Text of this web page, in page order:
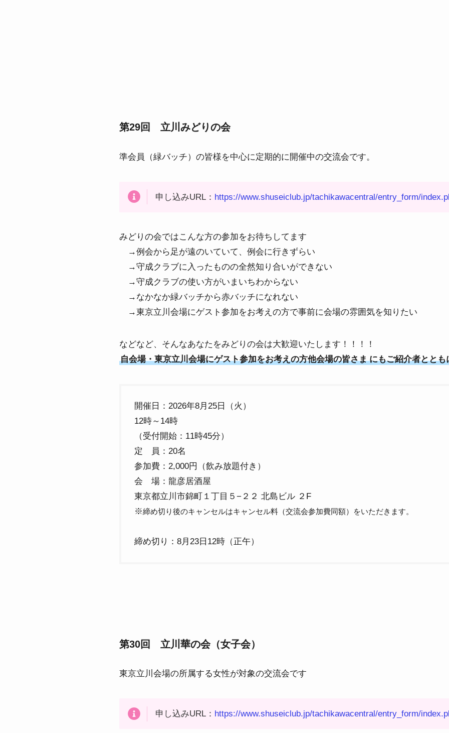
第29回 立川みどりの会
準会員（緑バッチ）の皆様を中心に定期的に開催中の交流会です。
申し込みURL： https://www.shuseiclub.jp/tachikawacentral/entry_form/
みどりの会ではこんな方の参加をお待ちしてます
→例会から足が遠のいていて、例会に行きずらい
→守成クラブに入ったものの全然知り合いができない
→守成クラブの使い方がいまいちわからない
→なかなか緑バッチから赤バッチになれない
→東京立川会場にゲスト参加をお考えの方で事前に会場の雰囲気を知りたい
などなど、そんなあなたをみどりの会は大歓迎いたします！！！！
自会場・東京立川会場にゲスト参加をお考えの方他会場の皆さま にもご紹介者とと
開催日：2026年8月25日（火）
12時～14時
（受付開始：11時45分）
定 員：20名
参加費：2,000円（飲み放題付き）
会 場：龍彦居酒屋
東京都立川市錦町１丁目５−２２ 北島ビル ２F
※締め切り後のキャンセルはキャンセル料（交流会参加費同額）をいただきます。
締め切り：8月23日12時（正午）
第30回 立川華の会（女子会）
東京立川会場の所属する女性が対象の交流会です
申し込みURL： https://www.shuseiclub.jp/tachikawacentral/entry_form/